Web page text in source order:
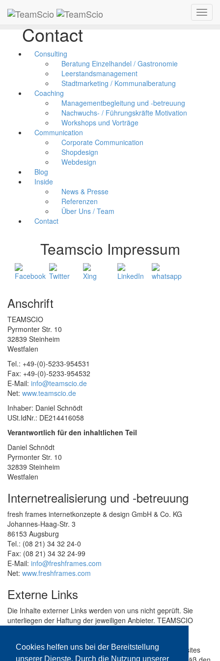
Cookies helfen uns bei der Bereitstellung
unserer Dienste. Durch die Nutzung unserer
Contact
Consulting
Beratung Einzelhandel / Gastronomie
Leerstandsmanagement
Stadtmarketing / Kommunalberatung
Coaching
Managementbegleitung und -betreuung
Nachwuchs- / Führungskräfte Motivation
Workshops und Vorträge
Communication
Corporate Communication
Shopdesign
Webdesign
Blog
Inside
News & Presse
Referenzen
Über Uns / Team
Contact
Teamscio Impressum
Anschrift
TEAMSCIO
Pyrmonter Str. 10
32839 Steinheim
Westfalen
Tel.: +49-(0)-5233-954531
Fax: +49-(0)-5233-954532
E-Mail: info@teamscio.de
Net: www.teamscio.de
Inhaber: Daniel Schnödt
USt.IdNr.: DE214416058
Verantwortlich für den inhaltlichen Teil
Daniel Schnödt
Pyrmonter Str. 10
32839 Steinheim
Westfalen
Internetrealisierung und -betreuung
fresh frames internetkonzepte & design GmbH & Co. KG
Johannes-Haag-Str. 3
86153 Augsburg
Tel.: (08 21) 34 32 24-0
Fax: (08 21) 34 32 24-99
E-Mail: info@freshframes.com
Net: www.freshframes.com
Externe Links
Die Inhalte externer Links werden von uns nicht geprüft. Sie
unterliegen der Haftung der jeweiligen Anbieter. TEAMSCIO
verweist. Besucher folgen Verbindungen zu anderen Websites